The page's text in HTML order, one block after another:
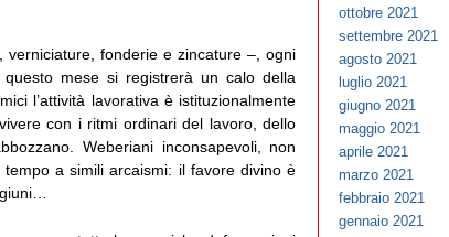
fonderie e zincature –, ogni
mese si registrerà un calo della
l’attività lavorativa è istituzionalmente
con i ritmi ordinari del lavoro, dello
Weberiani inconsapevoli, non
a simili arcaismi: il favore divino è
ottobre 2021
settembre 2021
agosto 2021
luglio 2021
giugno 2021
maggio 2021
aprile 2021
marzo 2021
febbraio 2021
gennaio 2021